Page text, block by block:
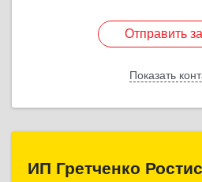
Отправить
Показать
Отправить
Назад
ИП Гретченко